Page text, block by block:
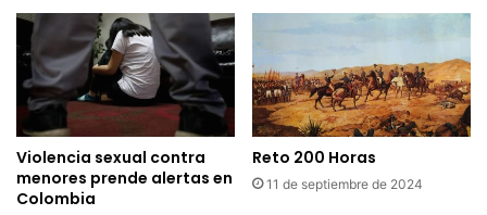
Violencia sexual contra
menores prende alertas en
Colombia
Reto 200 Horas
11 de septiembre de 2024